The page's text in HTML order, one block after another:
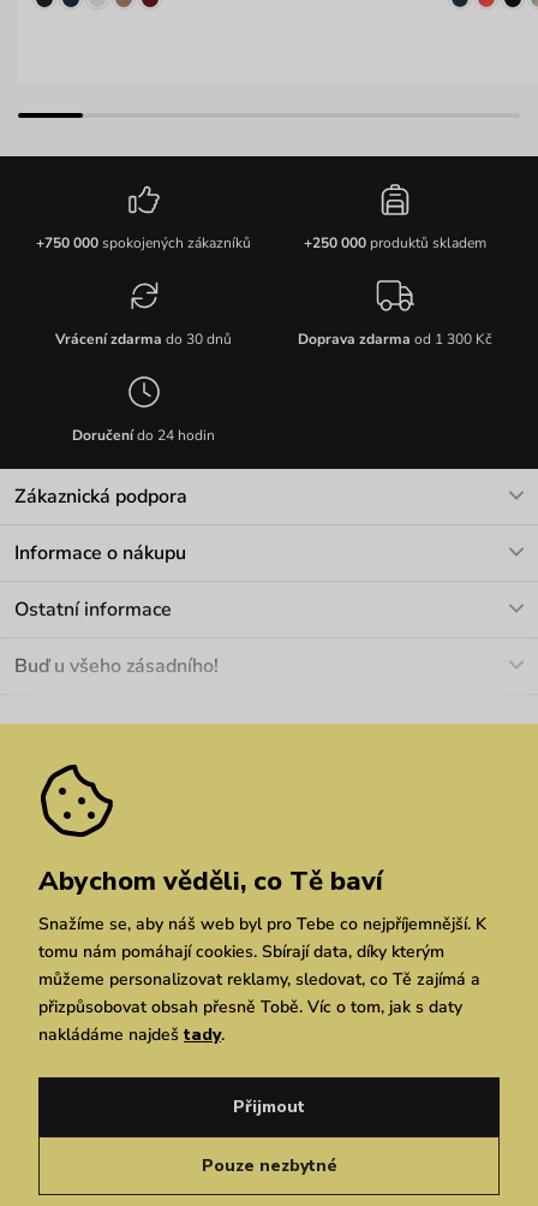
+750 000spokojených zákazníků +250 000produktů skladem
Vrácení zdarma do 30 dnů Doprava zdarma od 1 300 Kč
Doručenído 24 hodin
Zákaznická podpora
Informace o nákupu
Materiály a údržba
Pozáruční opravy
Ostatní informace
Velkoobchod
We Care
Dárkové poukazy
Vuchlook
Prodejny
Praha Brno Chrudim
Buď u všeho zásadního!
Zásady ochrany osobních údajů
Simplia.cz
Zásady ochrany osobních údajů
Čeština
Abychom věděli, co Tě baví
Snažíme se, aby náš web byl pro Tebe co nejpříjemnější. K
tomu nám pomáhají cookies. Sbírají data, díky kterým
můžeme personalizovat reklamy, sledovat, co Tě zajímá a
přizpůsobovat obsah přesně Tobě. Víc o tom, jak s daty
nakládáme najdeš tady.
Pouze nezbytné
Přijmout